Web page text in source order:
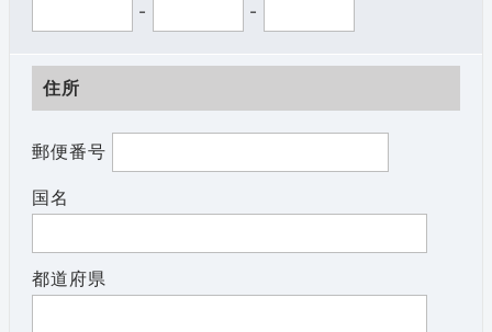
- -
住所
郵便番号
国名
都道府県